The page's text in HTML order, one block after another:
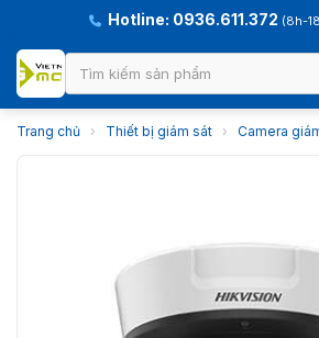
Hotline: 0936.611.372 (8h-
Trang chủ › Thiết bị giám sát › Camera